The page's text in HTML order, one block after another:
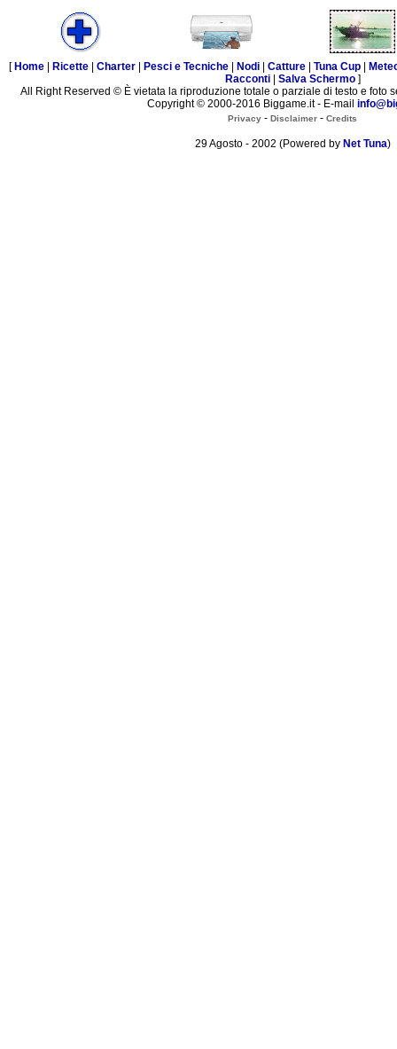
[ Home Ricette Charter Pesci e Tecniche Nodi Catture Tuna Cup
Racconti| Salva Schermo]
All Right Reserved © È vietata la riproduzione totale o parziale di testo e foto
Copyright © 2000-2016 Biggame.it - E-mail
Privacy - Disclaimer - Credits
29 Agosto - 2002 (Powered by Net Tuna)